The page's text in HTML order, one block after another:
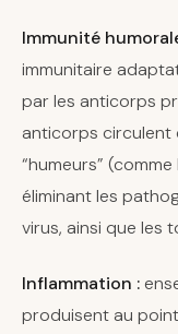
Immunité
immunitaire
par les anticorps
anticorps circulent
“humeurs”
éliminant les
virus, ainsi que les
Inflammation :
produisent au